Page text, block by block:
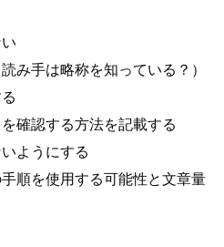
み手は略称を知っている？）
確認する方法を記載する
ようにする
順を使用する可能性と文章量